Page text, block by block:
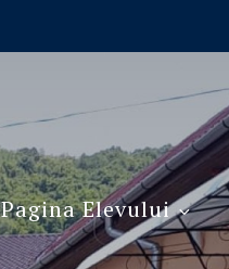
Pagina Elevului